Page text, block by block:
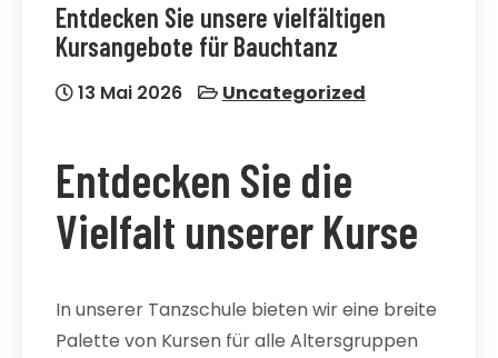
Entdecken Sie unsere vielfältigen
Kursangebote für Bauchtanz
13 Mai 2026 Uncategorized
Entdecken Sie die
Vielfalt unserer Kurse
In unserer Tanzschule bieten wir eine breite
Palette von Kursen für alle Altersgruppen